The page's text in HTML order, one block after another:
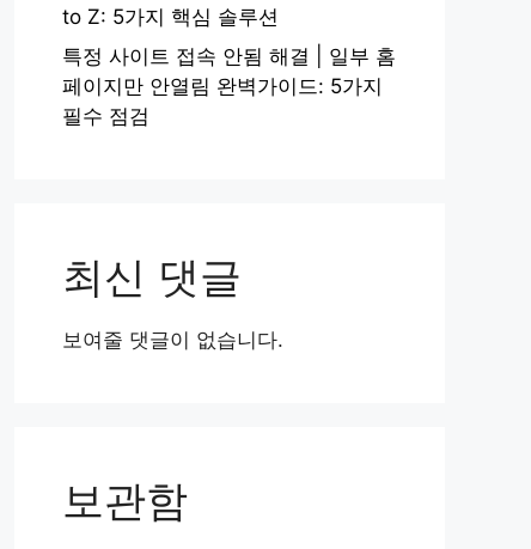
to Z: 5가지 핵심 솔루션
특정 사이트 접속 안됨 해결 | 일부 홈
페이지만 안열림 완벽가이드: 5가지
필수 점검
최신 댓글
보여줄 댓글이 없습니다.
보관함